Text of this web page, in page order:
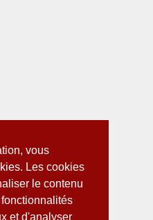
vous
Les cookies
le contenu
et d'analyser